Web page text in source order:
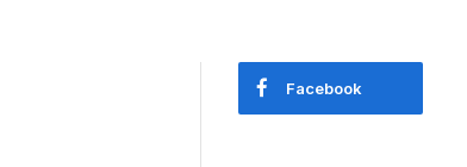
Facebook